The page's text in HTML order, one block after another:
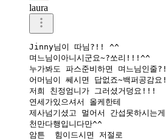
laura
Jinny님이 따님?!! ^^
며느님이아니시군요~?쏘리!!!^^
누가봐도 파스준비하면 며느님인줄?!
어머님이 쎄시면 답없죠~백퍼공감요!
저희 친정엄니가 그러셨거덩요!!!
연세가있으셔서 올케한테
제사넘기셨고 멀어서 간섭못하시는게
천만다행입니다만^^
암튼  힘이드시면 저절로